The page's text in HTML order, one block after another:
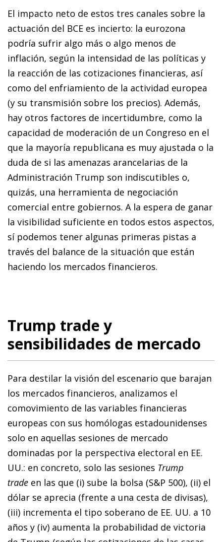
El impacto neto de estos tres canales sobre la
actuación del BCE es incierto: la eurozona
podría sufrir algo más o algo menos de
inflación, según la intensidad de las políticas y
la reacción de las cotizaciones financieras, así
como del enfriamiento de la actividad europea
(y su transmisión sobre los precios). Además,
hay otros factores de incertidumbre, como la
capacidad de moderación de un Congreso en el
que la mayoría republicana es muy ajustada o la
duda de si las amenazas arancelarias de la
Administración Trump son indiscutibles o,
quizás, una herramienta de negociación
comercial entre gobiernos. A la espera de ganar
la visibilidad suficiente en todos estos aspectos,
sí podemos tener algunas primeras pistas a
través del balance de la situación que están
haciendo los mercados financieros.
Trump trade y
sensibilidades de mercado
Para destilar la visión del escenario que barajan
los mercados financieros, analizamos el
comovimiento de las variables financieras
europeas con sus homólogas estadounidenses
solo en aquellas sesiones de mercado
dominadas por la perspectiva electoral en EE.
UU.: en concreto, solo las sesiones Trump
trade en las que (i) sube la bolsa (S&P 500), (ii) el
dólar se aprecia (frente a una cesta de divisas),
(iii) incrementa el tipo soberano de EE. UU. a 10
años y (iv) aumenta la probabilidad de victoria